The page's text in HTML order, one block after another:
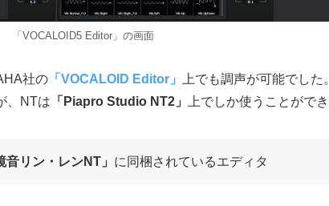
「VOCALOID5 Editor」の画面
社の 「VOCALOID Editor」 上でも調声が可能でした
、NTは 「Piapro Studio NT2」 上でしか使うことができ
音リン・レンNT」 に同梱されているエディタ